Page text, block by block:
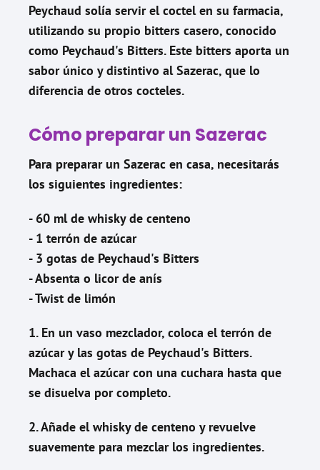
Peychaud solía servir el coctel en su farmacia,
utilizando su propio bitters casero, conocido
como Peychaud's Bitters. Este bitters aporta un
sabor único y distintivo al Sazerac, que lo
diferencia de otros cocteles.
Cómo preparar un Sazerac
Para preparar un Sazerac en casa, necesitarás
los siguientes ingredientes:
- 60 ml de whisky de centeno
- 1 terrón de azúcar
- 3 gotas de Peychaud's Bitters
- Absenta o licor de anís
- Twist de limón
1. En un vaso mezclador, coloca el terrón de
azúcar y las gotas de Peychaud's Bitters.
Machaca el azúcar con una cuchara hasta que
se disuelva por completo.
2. Añade el whisky de centeno y revuelve
suavemente para mezclar los ingredientes.